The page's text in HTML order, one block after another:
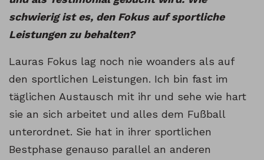
schwierig ist es, den Fokus auf sportliche
Leistungen zu behalten?
Lauras Fokus lag noch nie woanders als auf
den sportlichen Leistungen. Ich bin fast im
täglichen Austausch mit ihr und sehe wie hart
sie an sich arbeitet und alles dem Fußball
unterordnet. Sie hat in ihrer sportlichen
Bestphase genauso parallel an anderen